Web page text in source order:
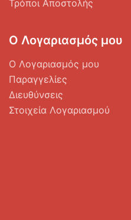
Τρόποι Αποστολής
Ο Λογαριασμός μου
Ο Λογαριασμός μου
Παραγγελίες
Διευθύνσεις
Στοιχεία Λογαριασμού